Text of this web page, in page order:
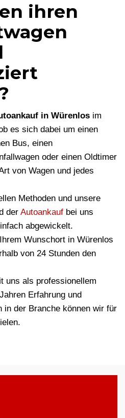
ihren
in Würenlos im
es sich dabei um einen
Bus, einen
oder einen Oldtimer
von Wagen und jedes
Methoden und unsere
der Autoankauf bei uns
abgewickelt.
Wunschort in Würenlos
von 24 Stunden den
uns als professionellem
Erfahrung und
in der Branche können wir für